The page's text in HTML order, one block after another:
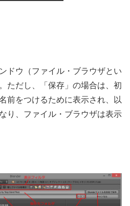
ドウ（ファイル・ブラウザとい
ただし、「保存」の場合は、初
前をつけるために表示され、以
り、ファイル・ブラウザは表示